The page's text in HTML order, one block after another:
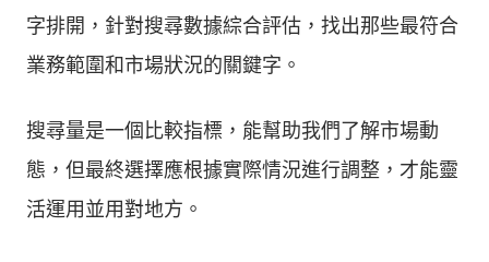
字排開，針對搜尋數據綜合評估，找出那些最符合
業務範圍和市場狀況的關鍵字。
搜尋量是一個比較指標，能幫助我們了解市場動
態，但最終選擇應根據實際情況進行調整，才能靈
活運用並用對地方。